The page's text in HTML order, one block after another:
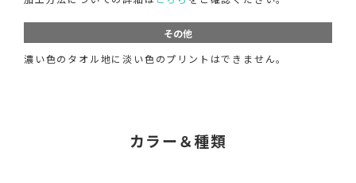
その他
濃い色のタオル地に淡い色のプリントはできません。
カラー＆種類